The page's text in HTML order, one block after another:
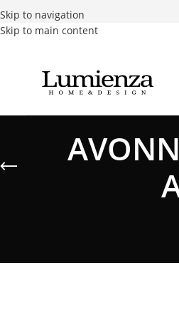
Skip to navigation
Skip to main content